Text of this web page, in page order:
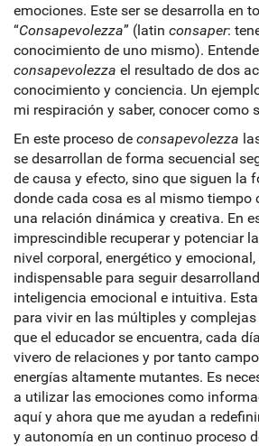
emociones. Este ser se desarrolla en
“Consapevolezza” (latin consaper:
conocimiento de uno mismo).
consapevolezza el resultado de dos
conocimiento y conciencia. Un
mi respiración y saber, conocer como
En este proceso de consapevolezza
se desarrollan de forma secuencial
de causa y efecto, sino que siguen la
donde cada cosa es al mismo tiempo
una relación dinámica y creativa. En
imprescindible recuperar y potenciar
nivel corporal, energético y
indispensable para seguir
inteligencia emocional e intuitiva.
para vivir en las múltiples y
que el educador se encuentra, cada
vivero de relaciones y por tanto
energías altamente mutantes. Es
a utilizar las emociones como
aquí y ahora que me ayudan a
y autonomía en un continuo proceso